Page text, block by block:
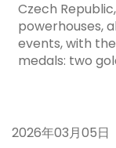
Czech
powerhouses,
events, with
medals: two
2026年03月05日